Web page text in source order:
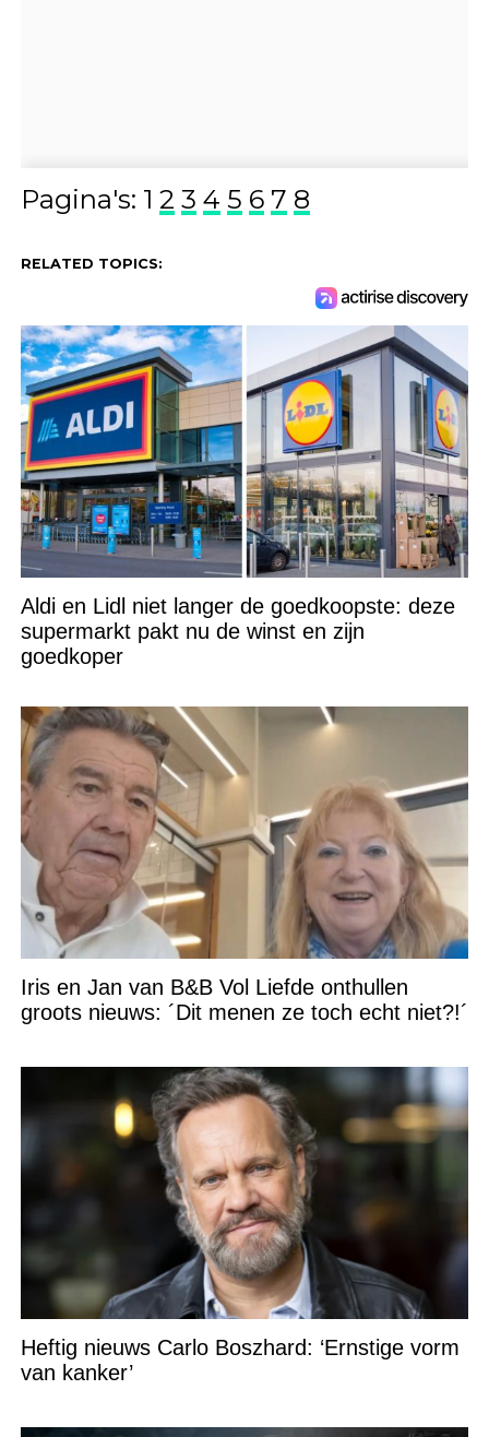
Pagina's: 1 2 3 4 5 6 7 8
RELATED TOPICS:
Aldi en Lidl niet langer de goedkoopste: deze
supermarkt pakt nu de winst en zijn
goedkoper
Iris en Jan van B&B Vol Liefde onthullen
groots nieuws: ´Dit menen ze toch echt niet?!´
Heftig nieuws Carlo Boszhard: ‘Ernstige vorm
van kanker’